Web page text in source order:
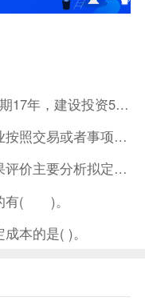
某建设项目建设期3年，生产经营期17年，建设投资5500万元
我国《企业会计准则》规定，企业按照交易或者事项的经济特征确定
对于非经营性技术方案，经济效果评价主要分析拟定方案的( )。
有( )。
本的是( )。